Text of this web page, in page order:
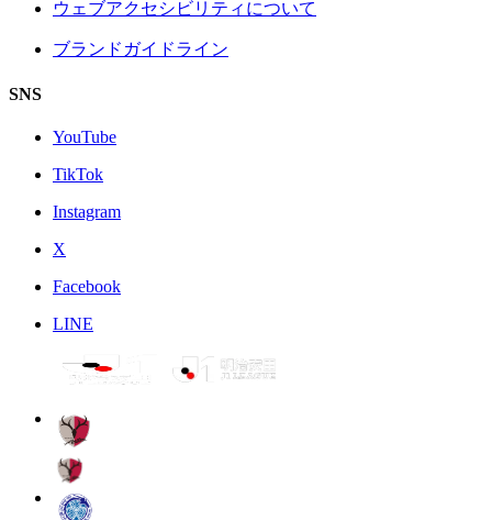
ウェブアクセシビリティについて
ブランドガイドライン
SNS
YouTube
TikTok
Instagram
X
Facebook
LINE